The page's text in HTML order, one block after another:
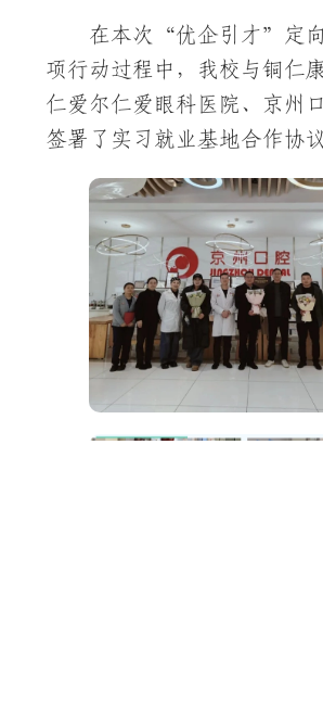
在本次“优企引才”定
项行动过程中，我校与铜仁
仁爱尔仁爱眼科医院、京州
签署了实习就业基地合作协议